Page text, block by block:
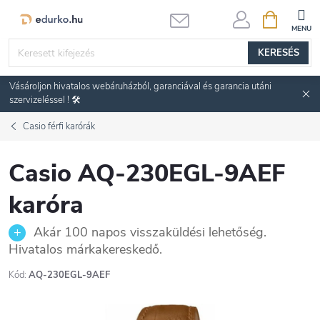
KERESÉS
KOSÁR
Vásároljon hivatalos webáruházból, garanciával és garancia utáni
szervizeléssel ! 🛠️
Casio férfi karórák
Casio AQ-230EGL-9AEF
karóra
Akár 100 napos visszaküldési lehetőség.
Hivatalos márkakereskedő.
Kód: AQ-230EGL-9AEF